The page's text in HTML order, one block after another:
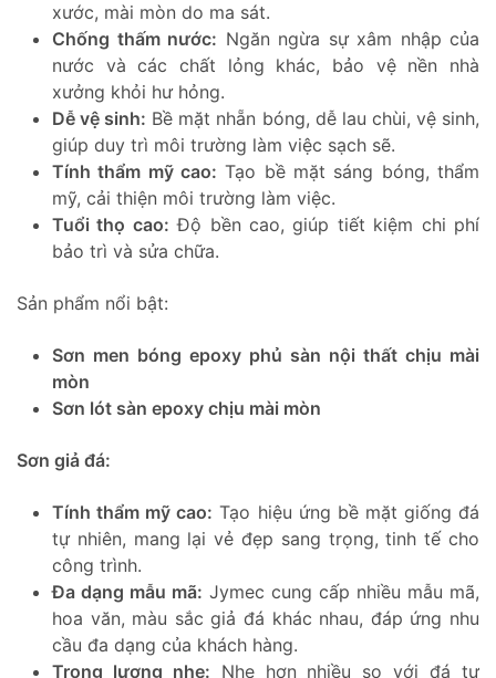
xước, mài mòn do ma sát.
Chống thấm nước: Ngăn ngừa sự xâm nhập của
nước và các chất lỏng khác, bảo vệ nền nhà
xưởng khỏi hư hỏng.
Dễ vệ sinh: Bề mặt nhẵn bóng, dễ lau chùi, vệ sinh,
giúp duy trì môi trường làm việc sạch sẽ.
Tính thẩm mỹ cao: Tạo bề mặt sáng bóng, thẩm
mỹ, cải thiện môi trường làm việc.
Tuổi thọ cao: Độ bền cao, giúp tiết kiệm chi phí
bảo trì và sửa chữa.
Sản phẩm nổi bật:
Sơn men bóng epoxy phủ sàn nội thất chịu mài
mòn
Sơn lót sàn epoxy chịu mài mòn
Sơn giả đá:
Tính thẩm mỹ cao: Tạo hiệu ứng bề mặt giống đá
tự nhiên, mang lại vẻ đẹp sang trọng, tinh tế cho
công trình.
Đa dạng mẫu mã: Jymec cung cấp nhiều mẫu mã,
hoa văn, màu sắc giả đá khác nhau, đáp ứng nhu
cầu đa dạng của khách hàng.
Trọng lượng nhẹ: Nhẹ hơn nhiều so với đá tự